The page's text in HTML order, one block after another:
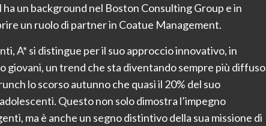
un background nel Boston Consulting Group e in
un ruolo di partner in Coatue Management.
A* si distingue per il suo approccio innovativo, in
un trend che sta diventando sempre più diffuso
lo scorso autunno che quasi il 20% del suo
Questo non solo dimostra l’impegno
ma è anche un segno distintivo della sua missione di